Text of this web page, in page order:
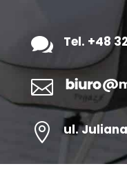
 Tel. +48

 ul.